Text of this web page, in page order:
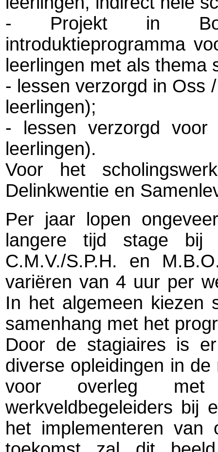
- Projekt in
introduktieprogramma
leerlingen met als thema
- lessen verzorgd in Oss
leerlingen);
- lessen verzorgd voor
leerlingen).
Voor het
Delinkwentie en
Per jaar lopen
langere tijd stage bij
C.M.V./S.P.H. en
variëren van 4 uur per
In het algemeen kiezen
samenhang met het
Door de stagiaires is
diverse opleidingen in
voor overleg
werkveldbegeleiders bij
het implementeren van